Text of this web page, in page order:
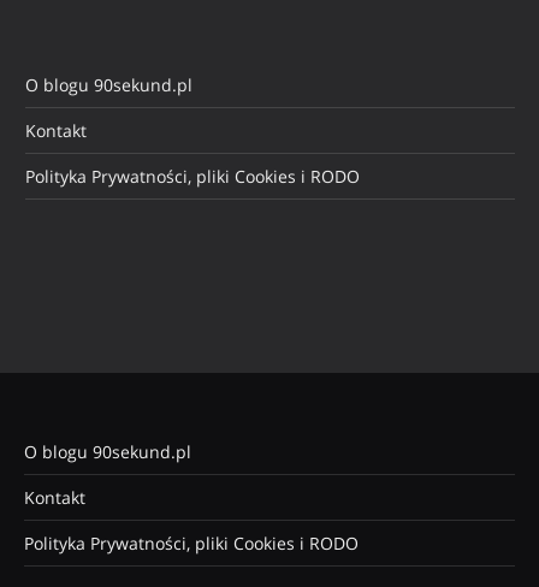
O blogu 90sekund.pl
Kontakt
Polityka Prywatności, pliki Cookies i RODO
O blogu 90sekund.pl
Kontakt
Polityka Prywatności, pliki Cookies i RODO